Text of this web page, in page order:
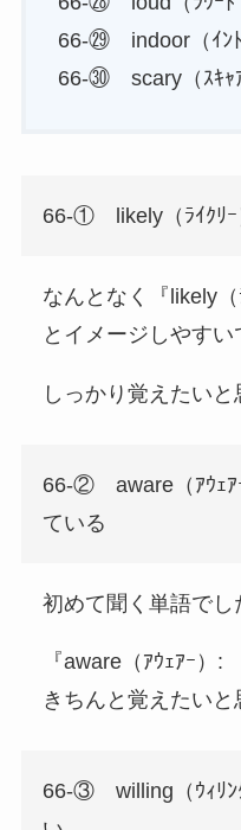
66-㉙ indoor（ｲﾝ
66-㉚ scary（ｽｷ
66-① likely（ﾗｲｸﾘ
なんとなく『likely
とイメージしやすい
しっかり覚えたいと
66-② aware（ｱｳｪ
ている
初めて聞く単語でし
『aware（ｱｳｪｱｰ）
きちんと覚えたいと
66-③ willing（ｳｨﾘ